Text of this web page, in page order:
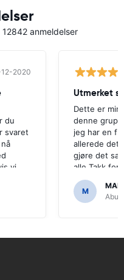
anmeldelser
2020
du
svaret
vi
GPS
Utmerket
Dette er min
denne
jeg har en
allerede det
gjøre det
alle.Takk for
enkelt.
M
Abu